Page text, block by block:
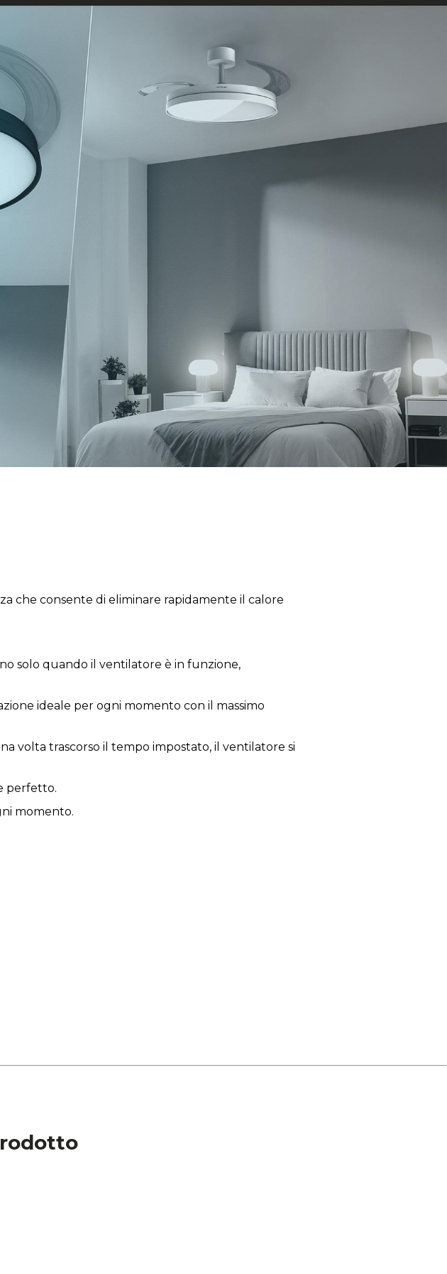
che consente di eliminare rapidamente il calore
solo quando il ventilatore è in funzione,
ideale per ogni momento con il massimo
volta trascorso il tempo impostato, il ventilatore si
perfetto.
momento.